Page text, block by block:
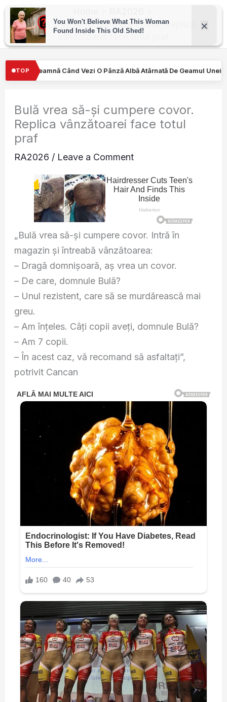
Skip
content
Bulă vrea să-și cumpere covor. Replica
TOP
Pânză Albă Atârnată De Geamul Unei Mașini. Semnalul…
Bulă vrea să-și cumpere covor.
Replica vânzătoarei face totul
praf
RA2026 / Leave a Comment
„Bulă vrea să-și cumpere covor. Intră în
magazin și întreabă vânzătoarea:
– Dragă domnișoară, aș vrea un covor.
– De care, domnule Bulă?
– Unul rezistent, care să se murdărească mai
greu.
– Am înțeles. Câți copii aveți, domnule Bulă?
– Am 7 copii.
– În acest caz, vă recomand să asfaltați”,
potrivit Cancan